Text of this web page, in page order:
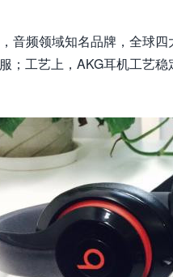
音频领域知名品牌，全球
；工艺上，AKG耳机工艺